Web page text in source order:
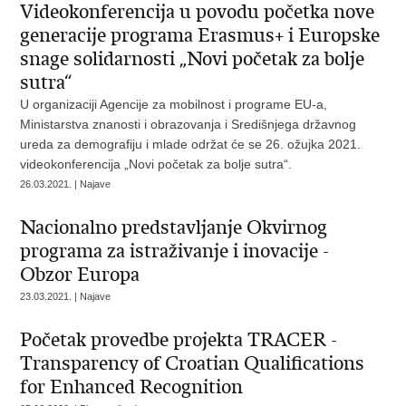
Videokonferencija u povodu početka nove
generacije programa Erasmus+ i Europske
snage solidarnosti „Novi početak za bolje
sutra“
U organizaciji Agencije za mobilnost i programe EU-a,
Ministarstva znanosti i obrazovanja i Središnjega državnog
ureda za demografiju i mlade održat će se 26. ožujka 2021.
videokonferencija „Novi početak za bolje sutra“.
26.03.2021. | Najave
Nacionalno predstavljanje Okvirnog
programa za istraživanje i inovacije -
Obzor Europa
23.03.2021. | Najave
Početak provedbe projekta TRACER -
Transparency of Croatian Qualifications
for Enhanced Recognition